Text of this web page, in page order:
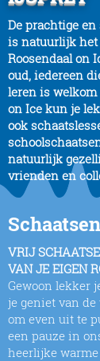
De prachtige
is natuurlijk
Roosendaal on
oud, iedereen
leren is
on Ice kun je
ook
natuurlijk
vrienden en
Schaatsen
VRIJ
VAN JE EIGEN
Gewoon lekker
je geniet van
om even uit te
een pauze in
heerlijke warme